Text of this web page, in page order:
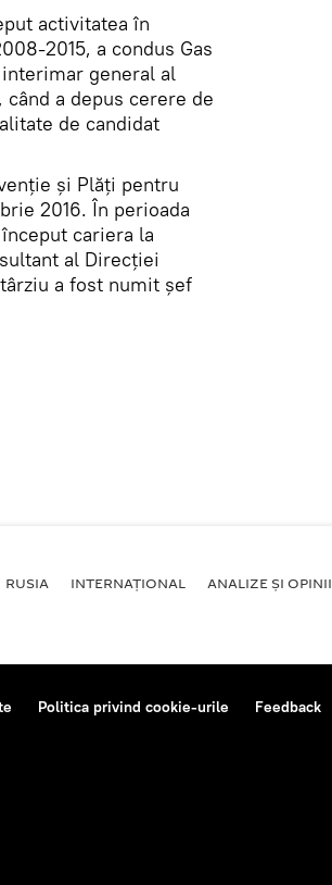
activitatea în
2015, a condus Gas
general al
a depus cerere de
de candidat
și Plăți pentru
2016. În perioada
cariera la
al Direcției
a fost numit șef
RUSIA INTERNAŢIONAL ANALIZE ȘI OPINII
Politica privind cookie-urile Feedback